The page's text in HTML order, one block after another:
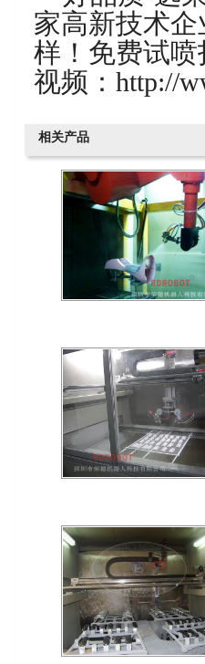
家高新技术
样！免费试喷
视频：http://
相关产品